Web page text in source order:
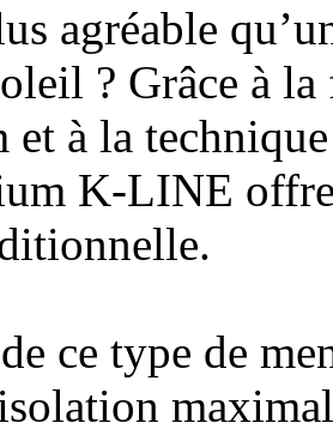
agréable
? Grâce à
à la
K-LINE
ce type de